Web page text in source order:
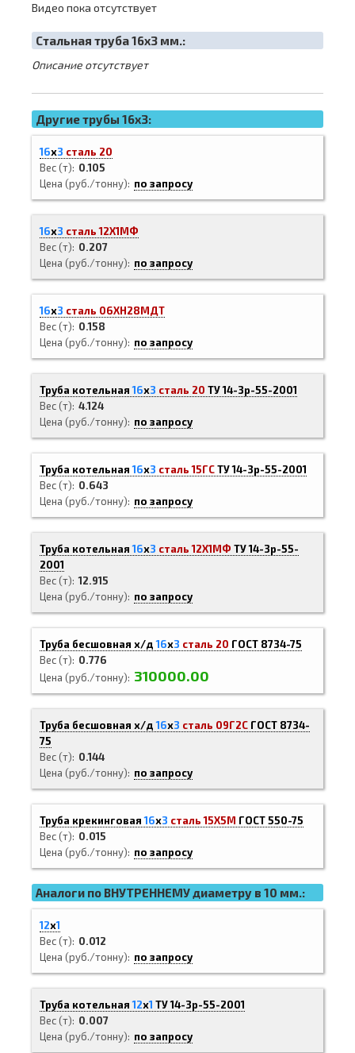
Видео пока отсутствует
Cтальная труба 16х3 мм.:
Описание отсутствует
Другие трубы 16x3:
16х3 сталь 20
Вес (т)
0.105
Цена (руб./тонну)
по запросу
16х3 сталь 12Х1МФ
Вес (т)
0.207
Цена (руб./тонну)
по запросу
16х3 сталь 06ХН28МДТ
Вес (т)
0.158
Цена (руб./тонну)
по запросу
Труба котельная16х3 сталь 20 ТУ 14-3р-55-2001
Вес (т) 4.124
Цена (руб./тонну)
по запросу
Труба котельная16х3 сталь 15ГСТУ 14-3р-55-2001
Вес (т)
0.643
Цена (руб./тонну)
по запросу
Труба котельная16х3 сталь 12Х1МФ ТУ 14-3р-55-
2001
Вес (т) 12.915
Цена (руб./тонну)
по запросу
Труба бесшовная х/д16х3 сталь 20 ГОСТ 8734-75
Вес (т)
0.776
Цена (руб./тонну)
310000.00
Труба бесшовная х/д16х3 сталь 09Г2С ГОСТ 8734-
75
Вес (т)
0.144
Цена (руб./тонну)
по запросу
Труба крекинговая16х3 сталь 15Х5М ГОСТ 550-75
Вес (т)
0.015
Цена (руб./тонну)
по запросу
Аналоги по ВНУТРЕННЕМУ диаметру в 10 мм.:
12х1
Вес (т)
0.012
Цена (руб./тонну)
по запросу
Труба котельная12х1 ТУ 14-3р-55-2001
Вес (т)
0.007
Цена (руб./тонну)
по запросу